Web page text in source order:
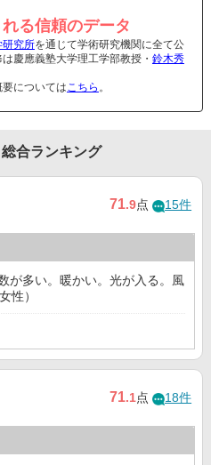
る信頼のデータ
研究所を通じて学術研究機関に全て公
慶應義塾大学理工学部教授・ 鈴木秀
についてはこちら 。
合ランキング
71.9点 15件
が多い。暖かい。光が入る。風
性）
71.1点 18件